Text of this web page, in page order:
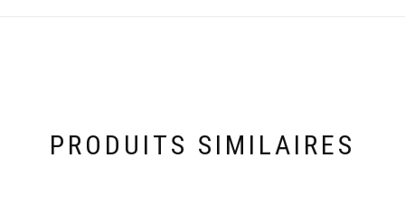
PRODUITS SIMILAIRES